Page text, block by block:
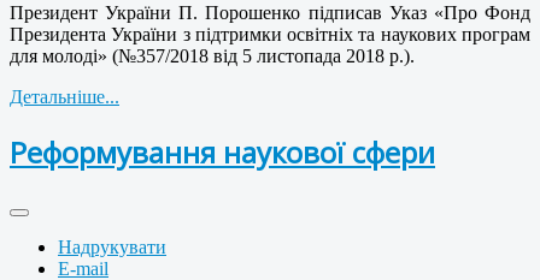
Президент України П. Порошенко підписав Указ «Про Фонд
Президента України з підтримки освітніх та наукових програм
для молоді» (№357/2018 від 5 листопада 2018 р.).
Детальніше...
Реформування наукової сфери
Надрукувати
E-mail